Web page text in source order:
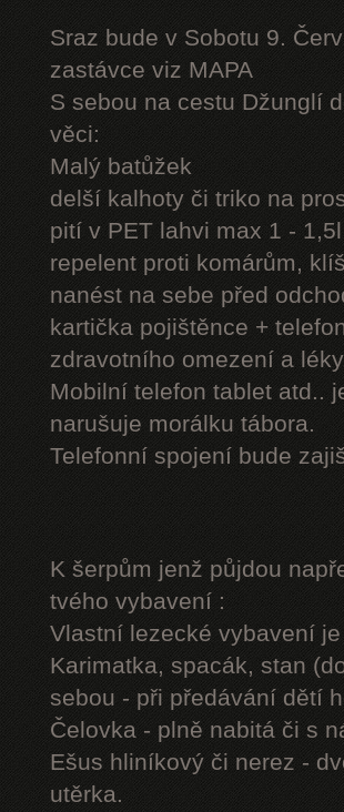
Sraz bude v Sobotu 9.
zastávce viz MAPA
S sebou na cestu Džunglí
věci:
Malý batůžek
delší kalhoty či triko na
pití v PET lahvi max 1 -
repelent proti komárům,
nanést na sebe před
kartička pojištěnce +
zdravotního omezení a
Mobilní telefon tablet atd..
narušuje morálku tábora.
Telefonní spojení bude
K šerpům jenž půjdou
tvého vybavení :
Vlastní lezecké vybavení
Karimatka, spacák, stan
sebou - při předávání dětí
Čelovka - plně nabitá či s
Ešus hliníkový či nerez -
utěrka.